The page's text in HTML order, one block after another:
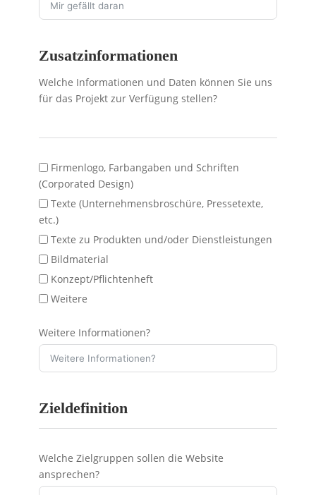
Zusatzinformationen
Welche Informationen und Daten können Sie uns
für das Projekt zur Verfügung stellen?
Firmenlogo, Farbangaben und Schriften
(Corporated Design)
Texte (Unternehmensbroschüre, Pressetexte,
etc.)
Texte zu Produkten und/oder Dienstleistungen
Bildmaterial
Konzept/Pflichtenheft
Weitere
Weitere Informationen?
Zieldefinition
Welche Zielgruppen sollen die Website
ansprechen?